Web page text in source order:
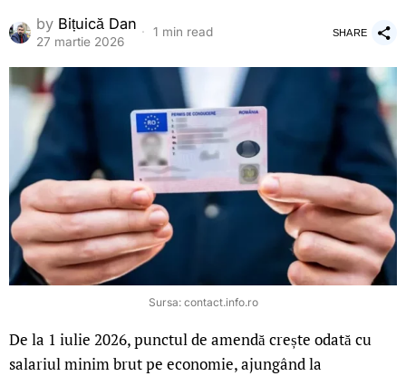
by Bițuică Dan
27 martie 2026
1 min read SHARE
Sursa: contact.info.ro
De la 1 iulie 2026, punctul de amendă crește odată cu
salariul minim brut pe economie, ajungând la